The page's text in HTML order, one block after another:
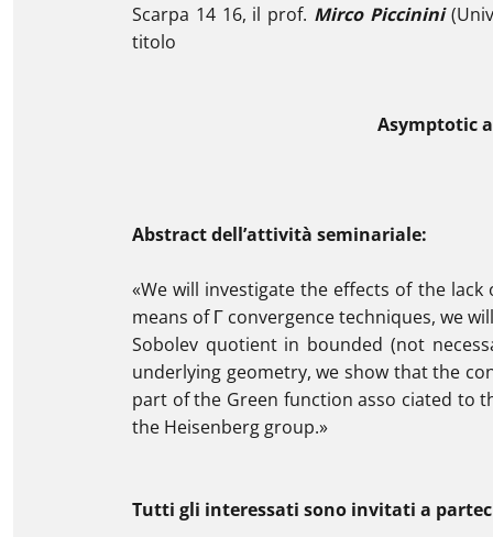
Scarpa 14 16, il prof. Mirco Piccinini
titolo
Asymptotic
Abstract dell’attività seminariale:
«We will investigate the effects of the
means of Γ convergence techniques, we
Sobolev quotient in bounded (not
underlying geometry, we show that the
part of the Green function asso ciated to
the Heisenberg group.»
Tutti gli interessati sono invitati a